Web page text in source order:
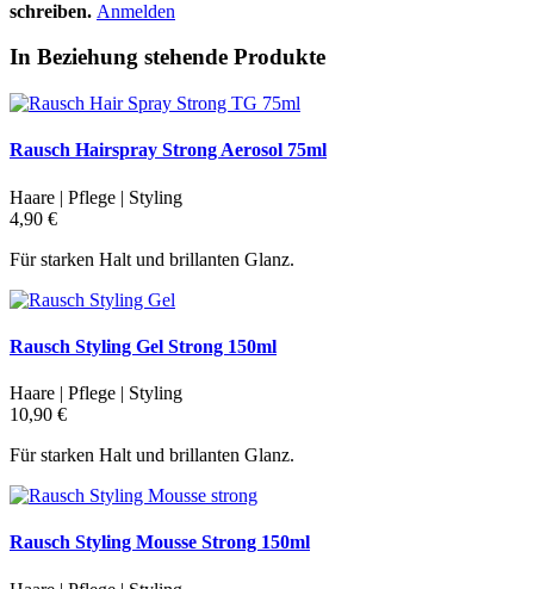
schreiben. Anmelden
In Beziehung stehende Produkte
Rausch Hairspray Strong Aerosol 75ml
Haare | Pflege | Styling
4,90 €
Für starken Halt und brillanten Glanz.
Rausch Styling Gel Strong 150ml
Haare | Pflege | Styling
10,90 €
Für starken Halt und brillanten Glanz.
Rausch Styling Mousse Strong 150ml